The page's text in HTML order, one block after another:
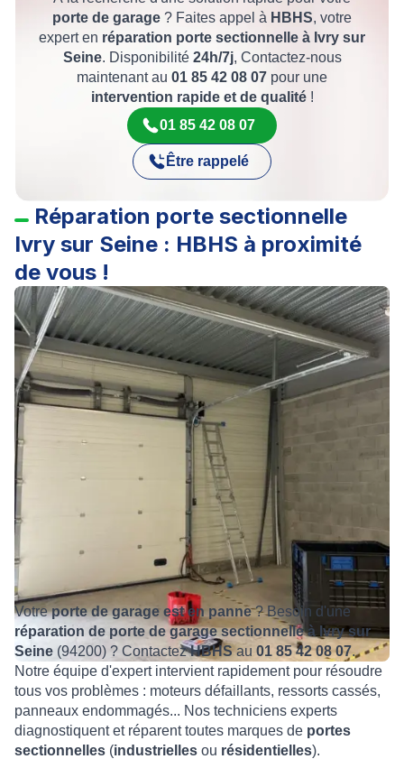
porte de garage ? Faites appel à HBHS, votre
expert en réparation porte sectionnelle à Ivry sur
Seine. Disponibilité 24h/7j, Contactez-nous
maintenant au 01 85 42 08 07 pour une
intervention rapide et de qualité!
01 85 42 08 07
Être rappelé
Réparation porte sectionnelle
Ivry sur Seine : HBHS à proximité
de vous !
Votreporte de garage est en panne? Besoin d'une
réparation de porte de garage sectionnelle à Ivry sur
Seine (94200) ? ContactezHBHSau 01 85 42 08 07.
Notre équipe d'expert intervient rapidement pour résoudre
tous vos problèmes : moteurs défaillants, ressorts cassés,
panneaux endommagés... Nos techniciens experts
diagnostiquent et réparent toutes marques de portes
sectionnelles (industrielles ou résidentielles).